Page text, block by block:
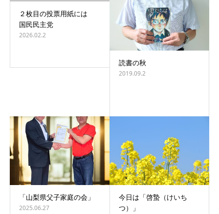
２枚目の投票用紙には
国民民主党
2026.02.2
読書の秋
2019.09.2
「山梨県父子家庭の会」
2025.06.27
今日は「啓蟄（けいち
つ）」